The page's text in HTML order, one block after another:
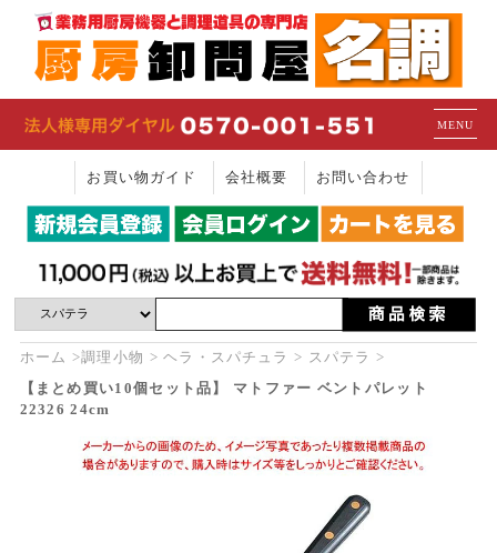
MENU
お買い物ガイド 会社概要 お問い合わせ
ホーム 調理小物 ヘラ・スパチュラ
スパテラ
【まとめ買い10個セット品】 マトファー ベントパレット
22326 24cm